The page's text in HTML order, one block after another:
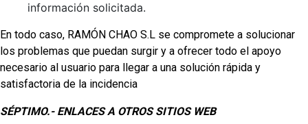
información solicitada.
En todo caso, RAMÓN CHAO S.L se compromete a solucionar
los problemas que puedan surgir y a ofrecer todo el apoyo
necesario al usuario para llegar a una solución rápida y
satisfactoria de la incidencia
SÉPTIMO.- ENLACES A OTROS SITIOS WEB